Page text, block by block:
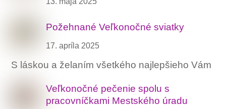
Požehnané Veľkonočné sviatky
17. apríla 2025
S láskou a želaním všetkého najlepšieho Vám
Veľkonočné pečenie spolu s
pracovníčkami Mestského úradu